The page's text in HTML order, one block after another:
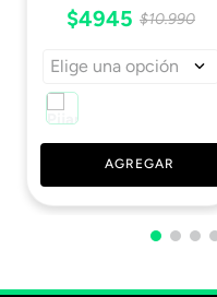
$4945 $10.990
Elige una opción
AGREGAR